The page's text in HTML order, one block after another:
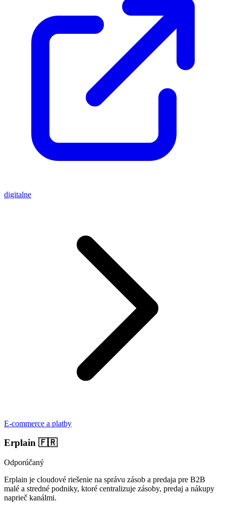
digitalne
E-commerce a platby
Erplain 🇫🇷
Odporúčaný
Erplain je cloudové riešenie na správu zásob a predaja pre B2B
malé a stredné podniky, ktoré centralizuje zásoby, predaj a nákupy
naprieč kanálmi.